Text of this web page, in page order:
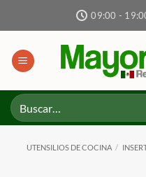
09:00 -
Buscar
por:
UTENSILIOS DE COCINA /